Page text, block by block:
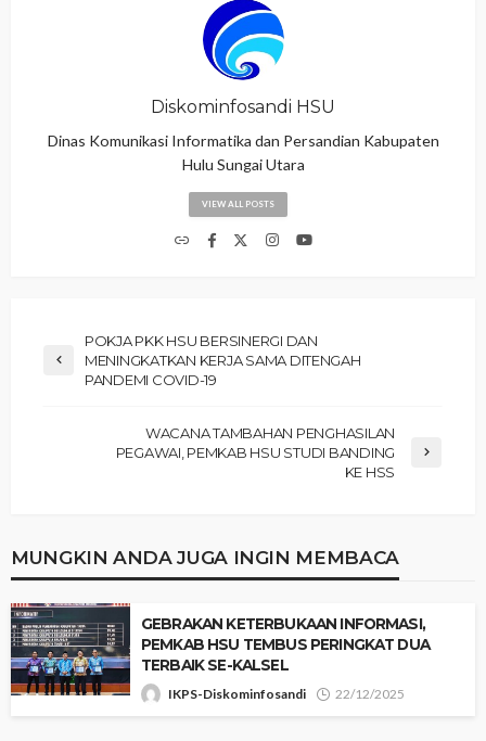
Diskominfosandi HSU
Dinas Komunikasi Informatika dan Persandian Kabupaten
Hulu Sungai Utara
VIEW ALL POSTS
POKJA PKK HSU BERSINERGI DAN
MENINGKATKAN KERJA SAMA DITENGAH
PANDEMI COVID-19
WACANA TAMBAHAN PENGHASILAN
PEGAWAI, PEMKAB HSU STUDI BANDING
KE HSS
MUNGKIN ANDA JUGA INGIN MEMBACA
GEBRAKAN KETERBUKAAN INFORMASI,
PEMKAB HSU TEMBUS PERINGKAT DUA
TERBAIK SE-KALSEL
IKPS-Diskominfosandi 22/12/2025